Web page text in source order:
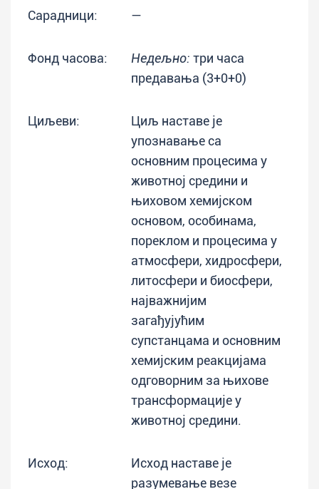
Сарадници: —
Фонд часова: Недељно: три часа
предавања (3+0+0)
Циљеви:
Циљ наставе је
упознавање са
основним процесима у
животној средини и
њиховом хемијском
основом, особинама,
пореклом и процесима у
атмосфери, хидросфери,
литосфери и биосфери,
најважнијим
загађујућим
супстанцама и основним
хемијским реакцијама
одговорним за њихове
трансформације у
животној средини.
Исход:
Исход наставе је
разумевање везе